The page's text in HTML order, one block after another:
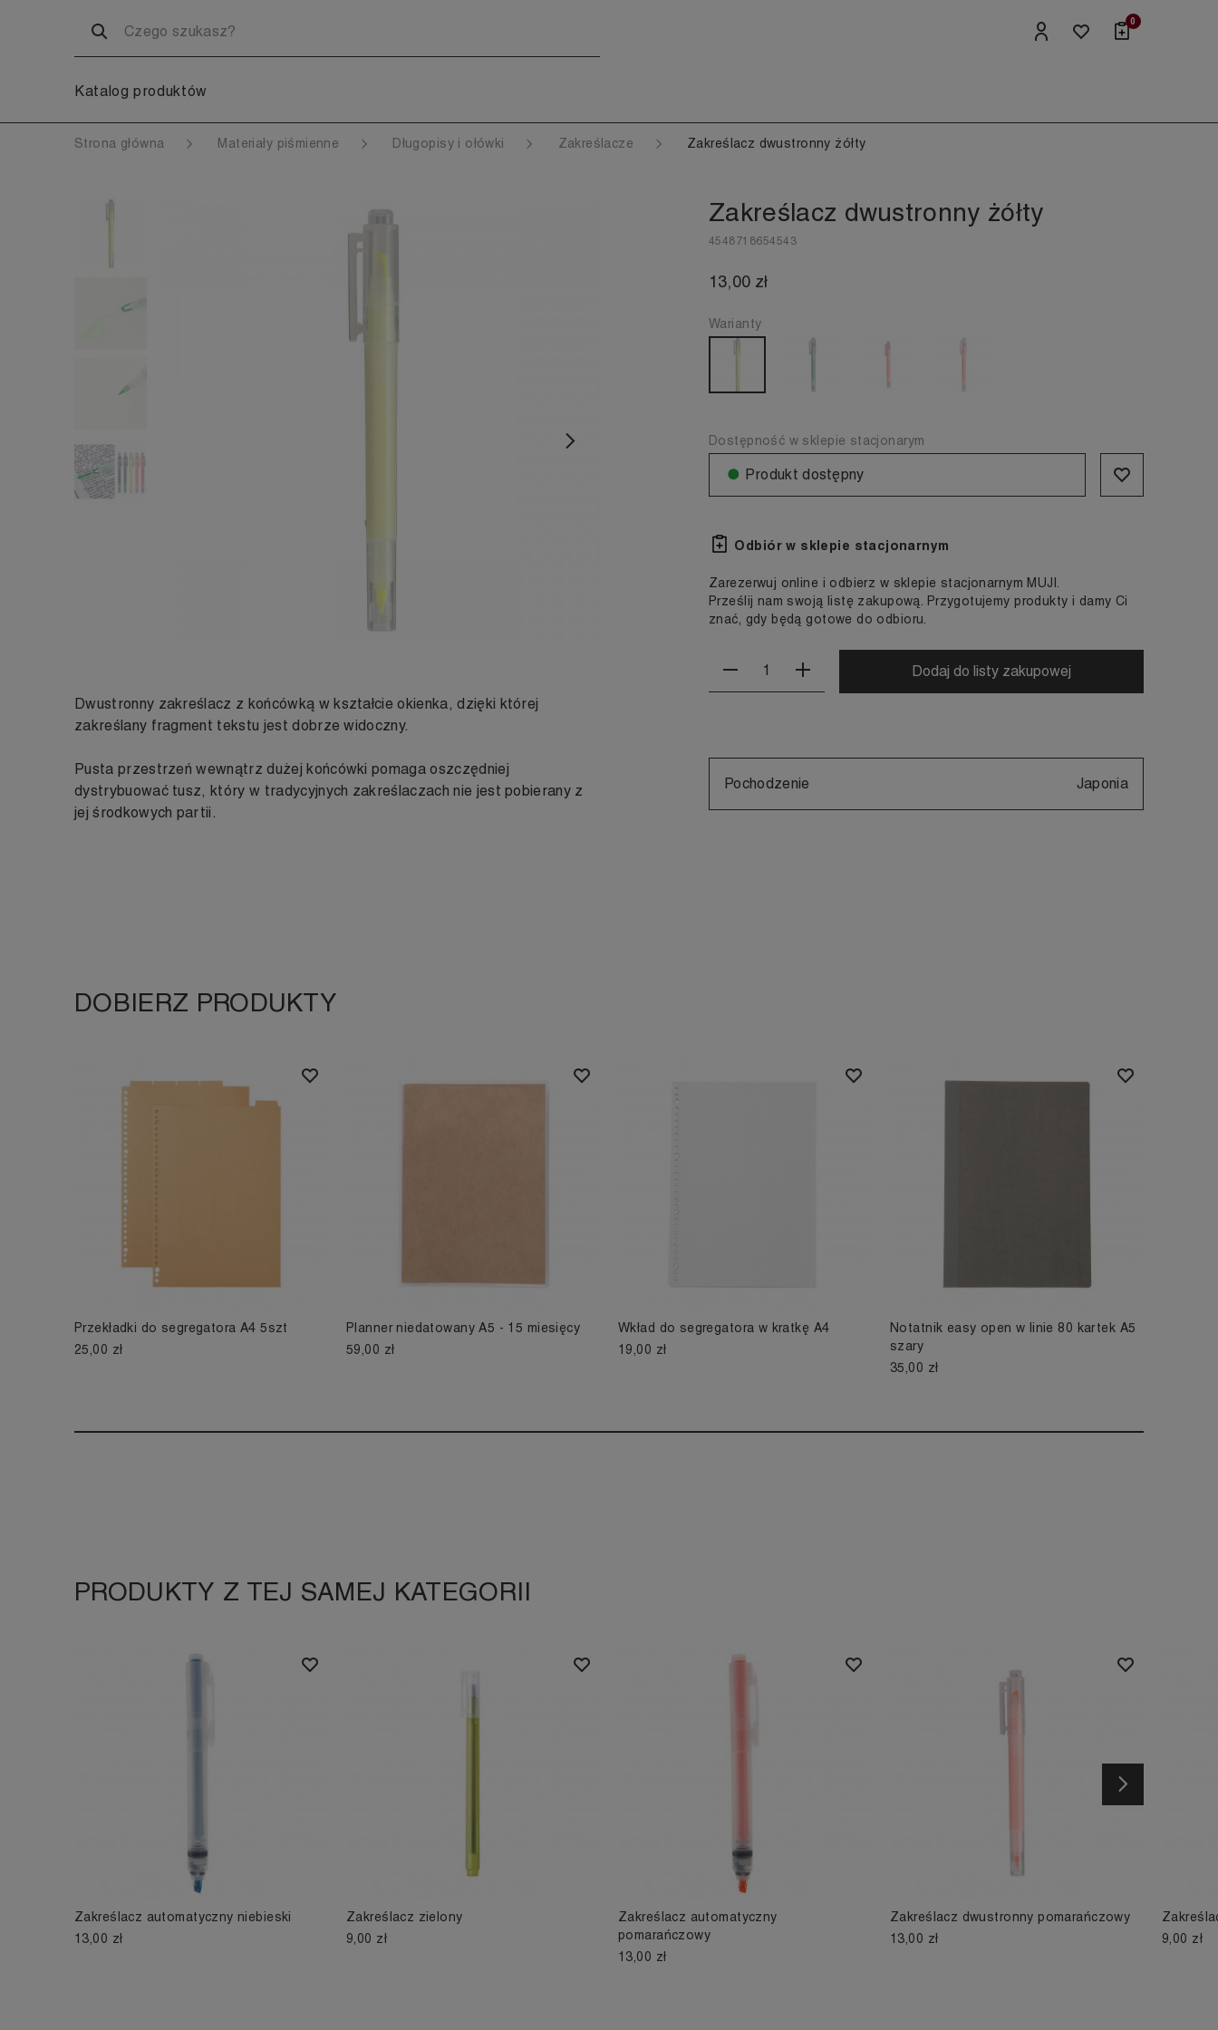
0
Katalog produktów
Strona główna Materiały piśmienne Długopisy i ołówki Zakreślacze Zakreślacz dwustronny żółty
Następny
Dwustronny zakreślacz z końcówką w kształcie okienka, dzięki której
zakreślany fragment tekstu jest dobrze widoczny.
Pusta przestrzeń wewnątrz dużej końcówki pomaga oszczędniej
dystrybuować tusz, który w tradycyjnych zakreślaczach nie jest pobierany z
jej środkowych partii.
Zakreślacz dwustronny żółty
4548718654543
13,00 zł
Warianty
Dostępność w sklepie stacjonarym
● Produkt dostępny
Odbiór w sklepie stacjonarnym
Zarezerwuj online i odbierz w sklepie stacjonarnym MUJI.
Prześlij nam swoją listę zakupową. Przygotujemy produkty i damy Ci
znać, gdy będą gotowe do odbioru.
Dodaj do listy zakupowej
Pochodzenie Japonia
DOBIERZ PRODUKTY
Przekładki do segregatora A4 5szt
25,00 zł
Planner niedatowany A5 - 15 miesięcy
59,00 zł
Wkład do segregatora w kratkę A4
19,00 zł
Notatnik easy open w linie 80 kartek A5
szary
35,00 zł
PRODUKTY Z TEJ SAMEJ KATEGORII
Zakreślacz automatyczny niebieski
13,00 zł
Zakreślacz zielony
9,00 zł
Zakreślacz automatyczny
pomarańczowy
13,00 zł
Zakreślacz dwustronny pomarańczowy
13,00 zł
9,00 zł
Następny